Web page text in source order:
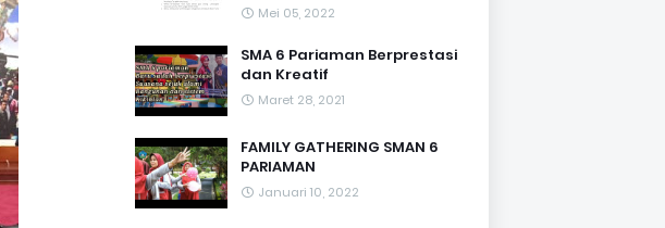
Mei 05, 2022
SMA 6 Pariaman Berprestasi
dan Kreatif
Maret 28, 2021
FAMILY GATHERING SMAN 6
PARIAMAN
Januari 10, 2022